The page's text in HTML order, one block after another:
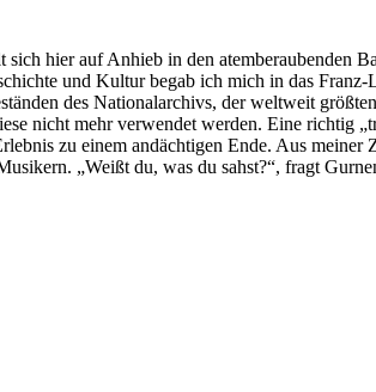
hier auf An­hieb in den atem­be­rau­ben­den
und Kul­tur be­gab ich mich in das
des Na­tio­nal­ar­chivs, der welt­weit
nicht mehr ver­wen­det wer­den. Eine rich­tig
zu ei­nem an­däch­ti­gen Ende. Aus
„Weißt du, was du sahst?“, fragt